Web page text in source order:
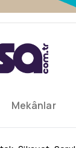
Mekânlar